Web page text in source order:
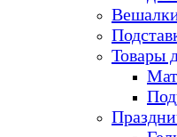
Товары